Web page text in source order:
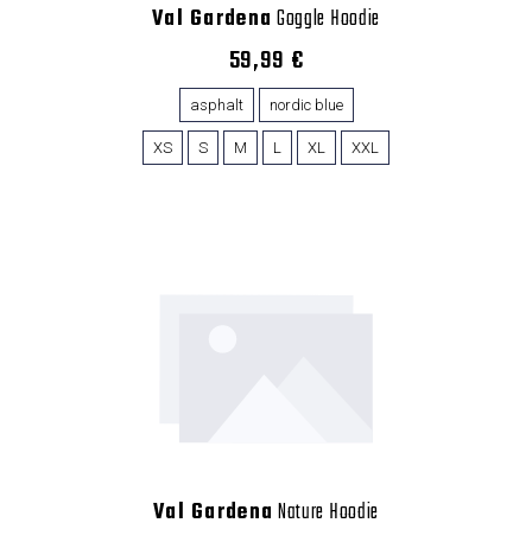
Val Gardena Goggle Hoodie
59,99 €
asphalt nordic blue
XS S M L XL XXL
Val Gardena Nature Hoodie